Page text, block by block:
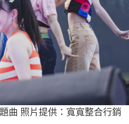
曲 照片提供：寬寬整合行銷